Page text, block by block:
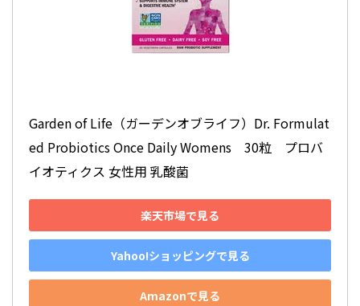
Garden of Life（ガーデンオブライフ）Dr. Formulat
ed Probiotics Once Daily Womens　30粒　プロバ
イオティクス 女性用 乳酸菌
楽天市場で見る
Yahoo!ショッピングで見る
Amazonで見る